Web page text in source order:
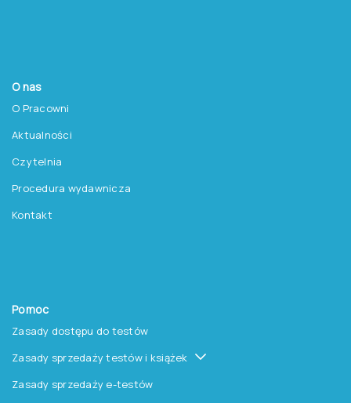
O nas
O Pracowni
Aktualności
Czytelnia
Procedura wydawnicza
Kontakt
Pomoc
Zasady dostępu do testów
Zasady sprzedaży testów i książek
Zasady sprzedaży e-testów